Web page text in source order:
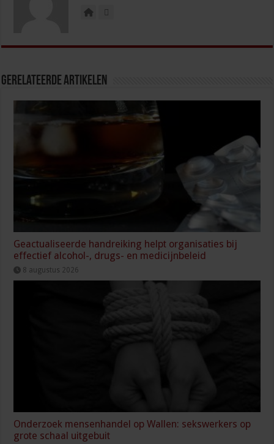
Gerelateerde Artikelen
Geactualiseerde handreiking helpt organisaties bij
effectief alcohol-, drugs- en medicijnbeleid
8 augustus 2026
Onderzoek mensenhandel op Wallen: sekswerkers op
grote schaal uitgebuit